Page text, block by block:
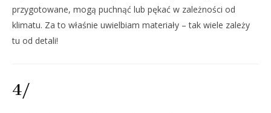
przygotowane, mogą puchnąć lub pękać w zależności od
klimatu. Za to właśnie uwielbiam materiały – tak wiele zależy
tu od detali!
4/